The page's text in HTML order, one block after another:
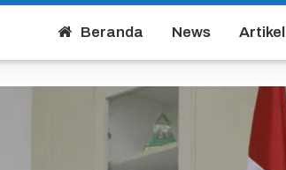
Beranda News Artikel